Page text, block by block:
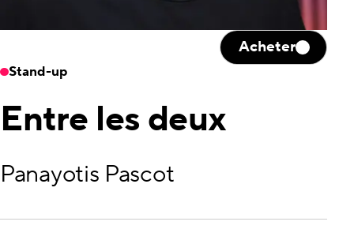
Stand-up
Acheter
Entre les deux
Panayotis Pascot